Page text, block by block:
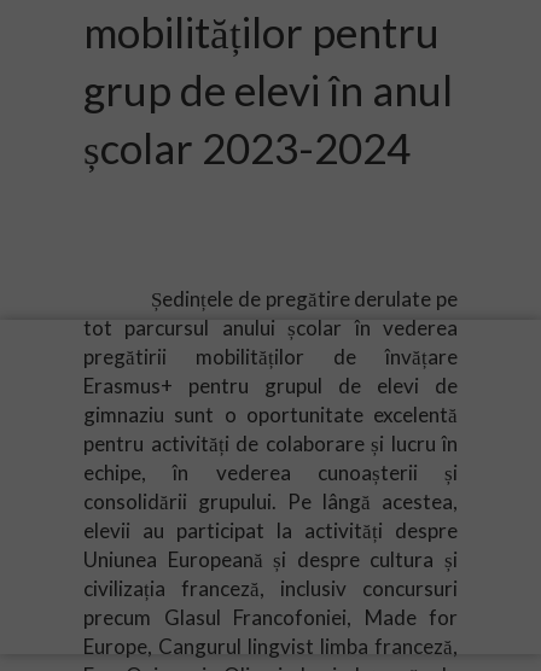
mobilităților pentru
grup de elevi în anul
școlar 2023-2024
Ședințele de pregătire derulate pe
tot parcursul anului școlar în vederea
pregătirii mobilităților de învățare
Erasmus+ pentru grupul de elevi de
gimnaziu sunt o oportunitate excelentă
pentru activități de colaborare și lucru în
echipe, în vederea cunoașterii și
consolidării grupului. Pe lângă acestea,
elevii au participat la activități despre
Uniunea Europeană și despre cultura și
civilizația franceză, inclusiv concursuri
precum Glasul Francofoniei, Made for
Europe, Cangurul lingvist limba franceză,